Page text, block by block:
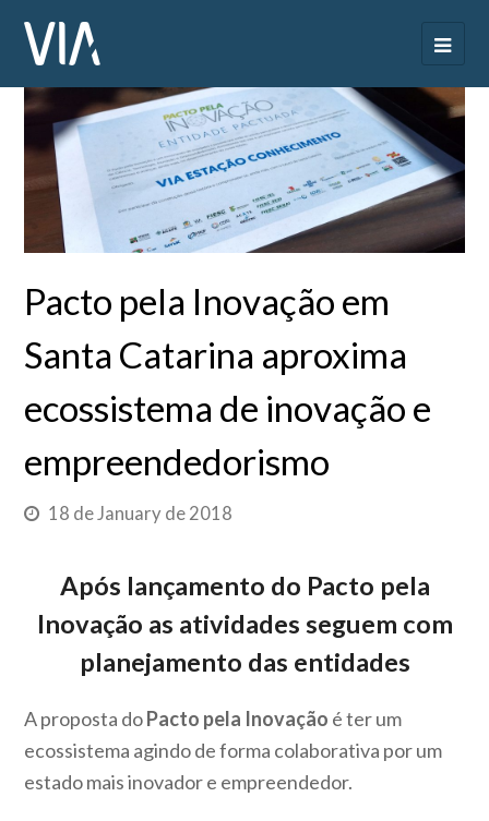
Pacto pela Inovação em
Santa Catarina aproxima
ecossistema de inovação e
empreendedorismo
18 de January de 2018
Após lançamento do Pacto pela
Inovação as atividades seguem com
planejamento das entidades
A proposta doPacto pela Inovação é ter um
ecossistema agindo de forma colaborativa por um
estado mais inovador e empreendedor.